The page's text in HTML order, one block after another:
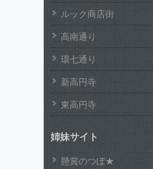
ルック商店街
高南通り
環七通り
新高円寺
東高円寺
姉妹サイト
懸賞のつぼ★